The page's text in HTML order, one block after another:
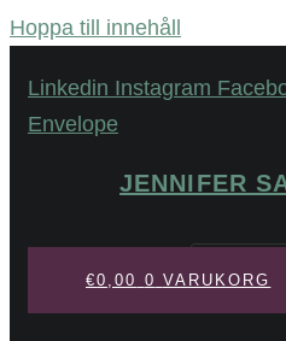
Hoppa till innehåll
Linkedin Instagram
Envelope
JENNIFER
Sök
€0,00 0 VARUKORG